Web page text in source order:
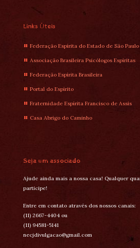
Links Úteis
Federação Espírita do Estado de São Paulo
Associação Brasileira Psicólogos Espíritas
Federação Espírita Brasileira
Portal do Espírito
Fraternidade Espírita Francisco de Assis
Casa Abrigo do Caminho
Seja um associado
Ajude ainda mais a nossa casa! Qualquer
participe!
Entre em contato através dos nossos canais:
(11) 2667-4404 ou
(11) 94581-5141
necjdivulgacao@gmail.com